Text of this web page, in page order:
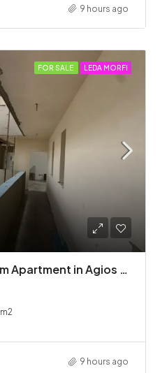
9 hours ago
FOR SALE LEDA MORFI
Brand New 2 Bedroom Apartment in Agios Dometios – Delivery in 2 months!
m2
9 hours ago